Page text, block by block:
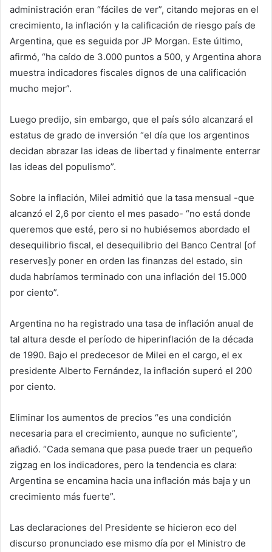
administración eran “fáciles de ver”, citando mejoras en el
crecimiento, la inflación y la calificación de riesgo país de
Argentina, que es seguida por JP Morgan. Este último,
afirmó, “ha caído de 3.000 puntos a 500, y Argentina ahora
muestra indicadores fiscales dignos de una calificación
mucho mejor”.
Luego predijo, sin embargo, que el país sólo alcanzará el
estatus de grado de inversión “el día que los argentinos
decidan abrazar las ideas de libertad y finalmente enterrar
las ideas del populismo”.
Sobre la inflación, Milei admitió que la tasa mensual -que
alcanzó el 2,6 por ciento el mes pasado- “no está donde
queremos que esté, pero si no hubiésemos abordado el
desequilibrio fiscal, el desequilibrio del Banco Central [of
reserves]y poner en orden las finanzas del estado, sin
duda habríamos terminado con una inflación del 15.000
por ciento”.
Argentina no ha registrado una tasa de inflación anual de
tal altura desde el período de hiperinflación de la década
de 1990. Bajo el predecesor de Milei en el cargo, el ex
presidente Alberto Fernández, la inflación superó el 200
por ciento.
Eliminar los aumentos de precios “es una condición
necesaria para el crecimiento, aunque no suficiente”,
añadió. “Cada semana que pasa puede traer un pequeño
zigzag en los indicadores, pero la tendencia es clara:
Argentina se encamina hacia una inflación más baja y un
crecimiento más fuerte”.
Las declaraciones del Presidente se hicieron eco del
discurso pronunciado ese mismo día por el Ministro de